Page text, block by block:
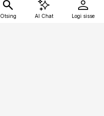
Otsing AI Chat Logi sisse